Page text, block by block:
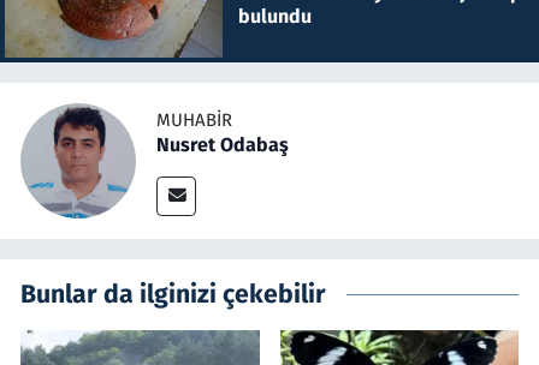
bulundu
MUHABIR
Nusret Odabaş
Bunlar da ilginizi çekebilir